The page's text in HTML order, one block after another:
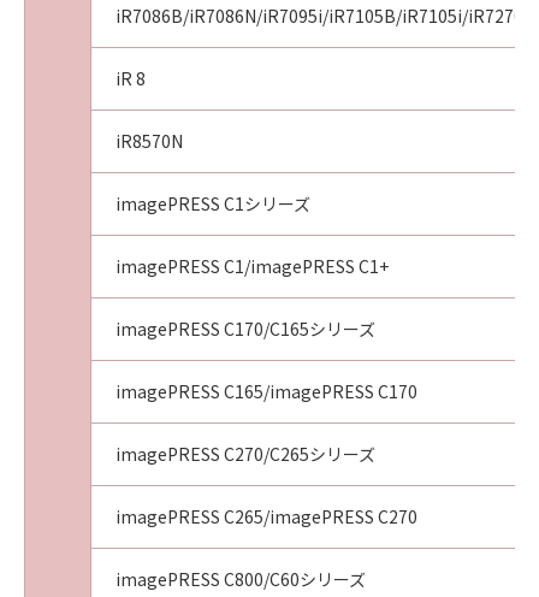
GNU GENERAL PUBLIC LICENSE
Copyright (C) 1989, 1991 Free Software
Boston, MA 02111-1307, USA
Everyone is permitted to copy and distribute
verbatim copies of this license document,
but changing it is not allowed.
Preamble
The licenses for most software are designed
to take away your freedom to share and
Public License is intended to guarantee your
freedom to share and change free software--
users. This General Public License applies to
iR7086B/iR7086N/iR7095i/iR7105B/iR7105i/iR7270N
iR 8
iR8570N
imagePRESS C1シリーズ
imagePRESS C1/imagePRESS C1+
imagePRESS C170/C165シリーズ
imagePRESS C165/imagePRESS C170
imagePRESS C270/C265シリーズ
imagePRESS C265/imagePRESS C270
imagePRESS C800/C60シリーズ